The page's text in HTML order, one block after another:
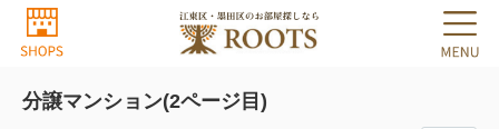
分譲マンション(2ページ目)